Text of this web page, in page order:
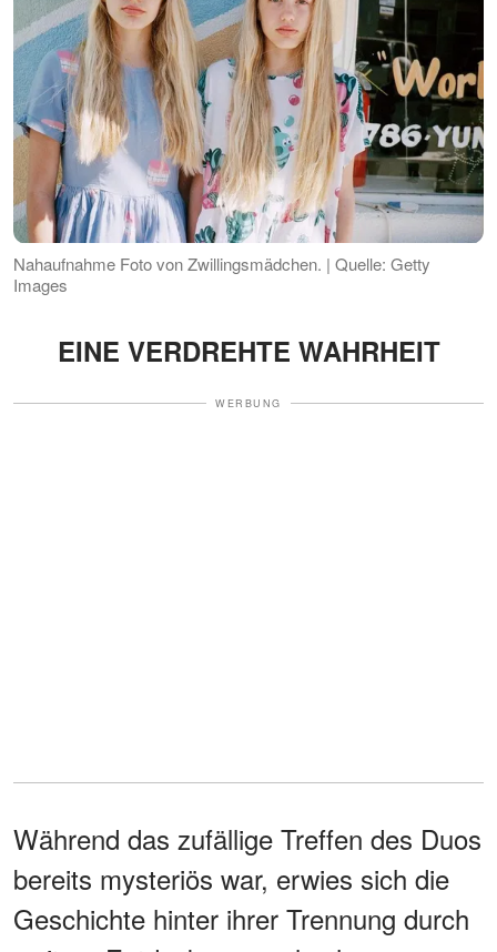
Nahaufnahme Foto von Zwillingsmädchen. | Quelle: Getty
Images
EINE VERDREHTE WAHRHEIT
WERBUNG
Während das zufällige Treffen des Duos
bereits mysteriös war, erwies sich die
Geschichte hinter ihrer Trennung durch